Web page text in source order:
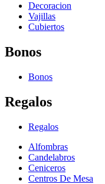
Decoracion
Vajillas
Cubiertos
Bonos
Bonos
Regalos
Regalos
Alfombras
Candelabros
Ceniceros
Centros De Mesa